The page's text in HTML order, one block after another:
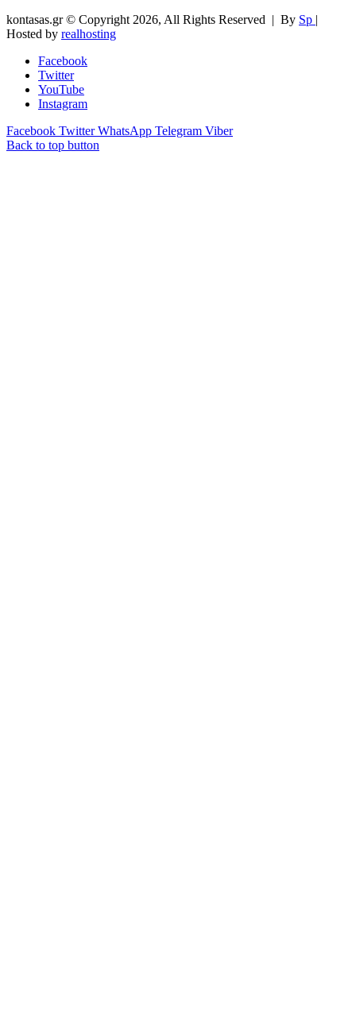
kontasas.gr © Copyright 2026, All Rights Reserved | By Sp |
Hosted by realhosting
Facebook
Twitter
YouTube
Instagram
Facebook Twitter WhatsApp Telegram Viber
Back to top button